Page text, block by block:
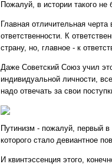
Пожалуй, в истории такого не
Главная отличительная черта
ответственности. К
страну, но, главное - к
Даже Советский Союз учил
индивидуальной личности,
надо отвечать за свои
Путинизм - пожалуй, первый
которого стало девиантное
И квинтэссенция этого,